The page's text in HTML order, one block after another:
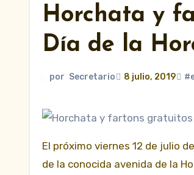
Horchata y
Día de la
por Secretario 8 julio, 2019
El próximo viernes 12 de julio de 2019, desde las 12.00 horas y hasta las 13:30 horas mas o menos, a la entrada
de la conocida avenida de la